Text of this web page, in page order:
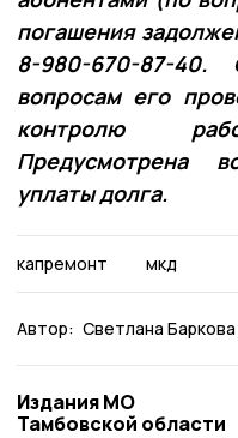
погашения
8-980-670-87-
вопросам его
контролю
Предусмотрена
уплаты долга.
капремонт мкд
Автор: Светлана Баркова
Издания МО
Тамбовской области